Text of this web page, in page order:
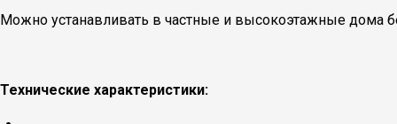
Можно устанавливать в частные и высокоэтажные дома
Технические характеристики: